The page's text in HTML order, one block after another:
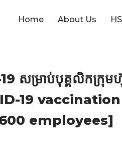
Home About Us
ដ-19 សម្រាប់បុគ្គលិកក្
19
employees]